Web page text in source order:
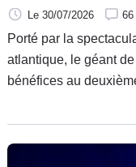
Continent
Le 30/07/2026 66
Porté par la
atlantique, le géant
bénéfices au
l’argent, la cure